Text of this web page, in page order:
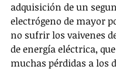
adquisición de un
electrógeno de mayor
no sufrir los vaivenes
de energía eléctrica,
muchas pérdidas a los